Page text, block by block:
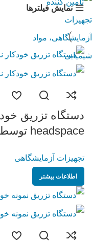
نمایش فیلترها
دستگاه تزریق
headspace توسط سرنگ
تجهیزات آزمایشگاهی
اطلاعات بیشتر